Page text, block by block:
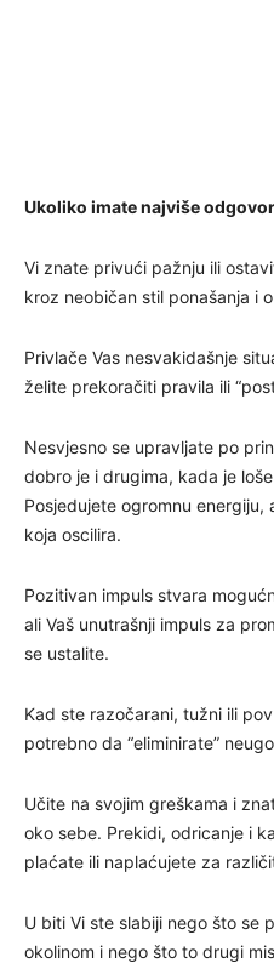
Ukoliko imate najviše
Vi znate privući pažnju ili
kroz neobičan stil ponašanja i
Privlače Vas nesvakidašnje
želite prekoračiti pravila ili
Nesvjesno se upravljate po
dobro je i drugima, kada je
Posjedujete ogromnu energiju,
koja oscilira.
Pozitivan impuls stvara
ali Vaš unutrašnji impuls za
se ustalite.
Kad ste razočarani, tužni ili
potrebno da “eliminirate”
Učite na svojim greškama i
oko sebe. Prekidi, odricanje i
plaćate ili naplaćujete za
U biti Vi ste slabiji nego što se
okolinom i nego što to drugi